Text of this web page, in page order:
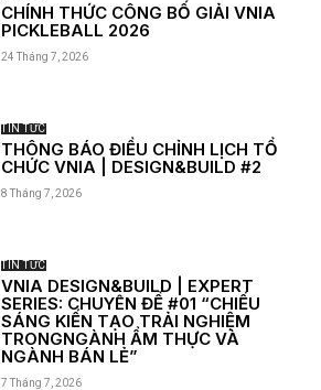
CHÍNH THỨC CÔNG BỐ GIẢI VNIA
PICKLEBALL 2026
24 Tháng 7, 2026
TIN TỨC
THÔNG BÁO ĐIỀU CHỈNH LỊCH TỔ
CHỨC VNIA | DESIGN&BUILD #2
8 Tháng 7, 2026
TIN TỨC
VNIA DESIGN&BUILD | EXPERT
SERIES: CHUYÊN ĐỀ #01 “CHIẾU
SÁNG KIẾN TẠO TRẢI NGHIỆM
TRONGNGÀNH ẨM THỰC VÀ
NGÀNH BÁN LẺ”
7 Tháng 7, 2026